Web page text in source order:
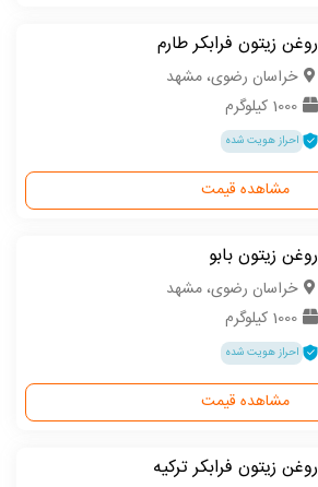
روغن زیتون فرابکر طارم
خراسان رضوی، مشهد
1000 کیلوگرم
احراز هویت شده
مشاهده قیمت
روغن زیتون بابو
خراسان رضوی، مشهد
1000 کیلوگرم
احراز هویت شده
مشاهده قیمت
روغن زیتون فرابکر ترکیه